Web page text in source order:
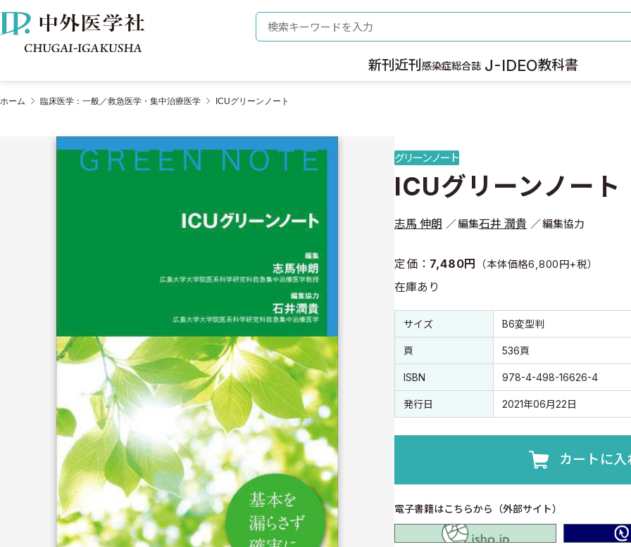
株式会社 中外医学社 検索キーワード
新刊 近刊 感染症総合誌 J-IDEO教科書
ホーム 臨床医学：一般／救急医学・集中治療医学 ICUグリーンノート
グリーンノート
ICUグリーンノート
志馬 伸朗 編集石井 潤貴 編集協力
定価： 7,480円 （本体価格6,800円+税）
在庫あり
書誌情報
書誌情報
サイズ B6変型判
頁 536頁
ISBN 978-4-498-16626-4
発行日 2021年06月22日
カートに入
電子書籍はこちらから（外部サイト）